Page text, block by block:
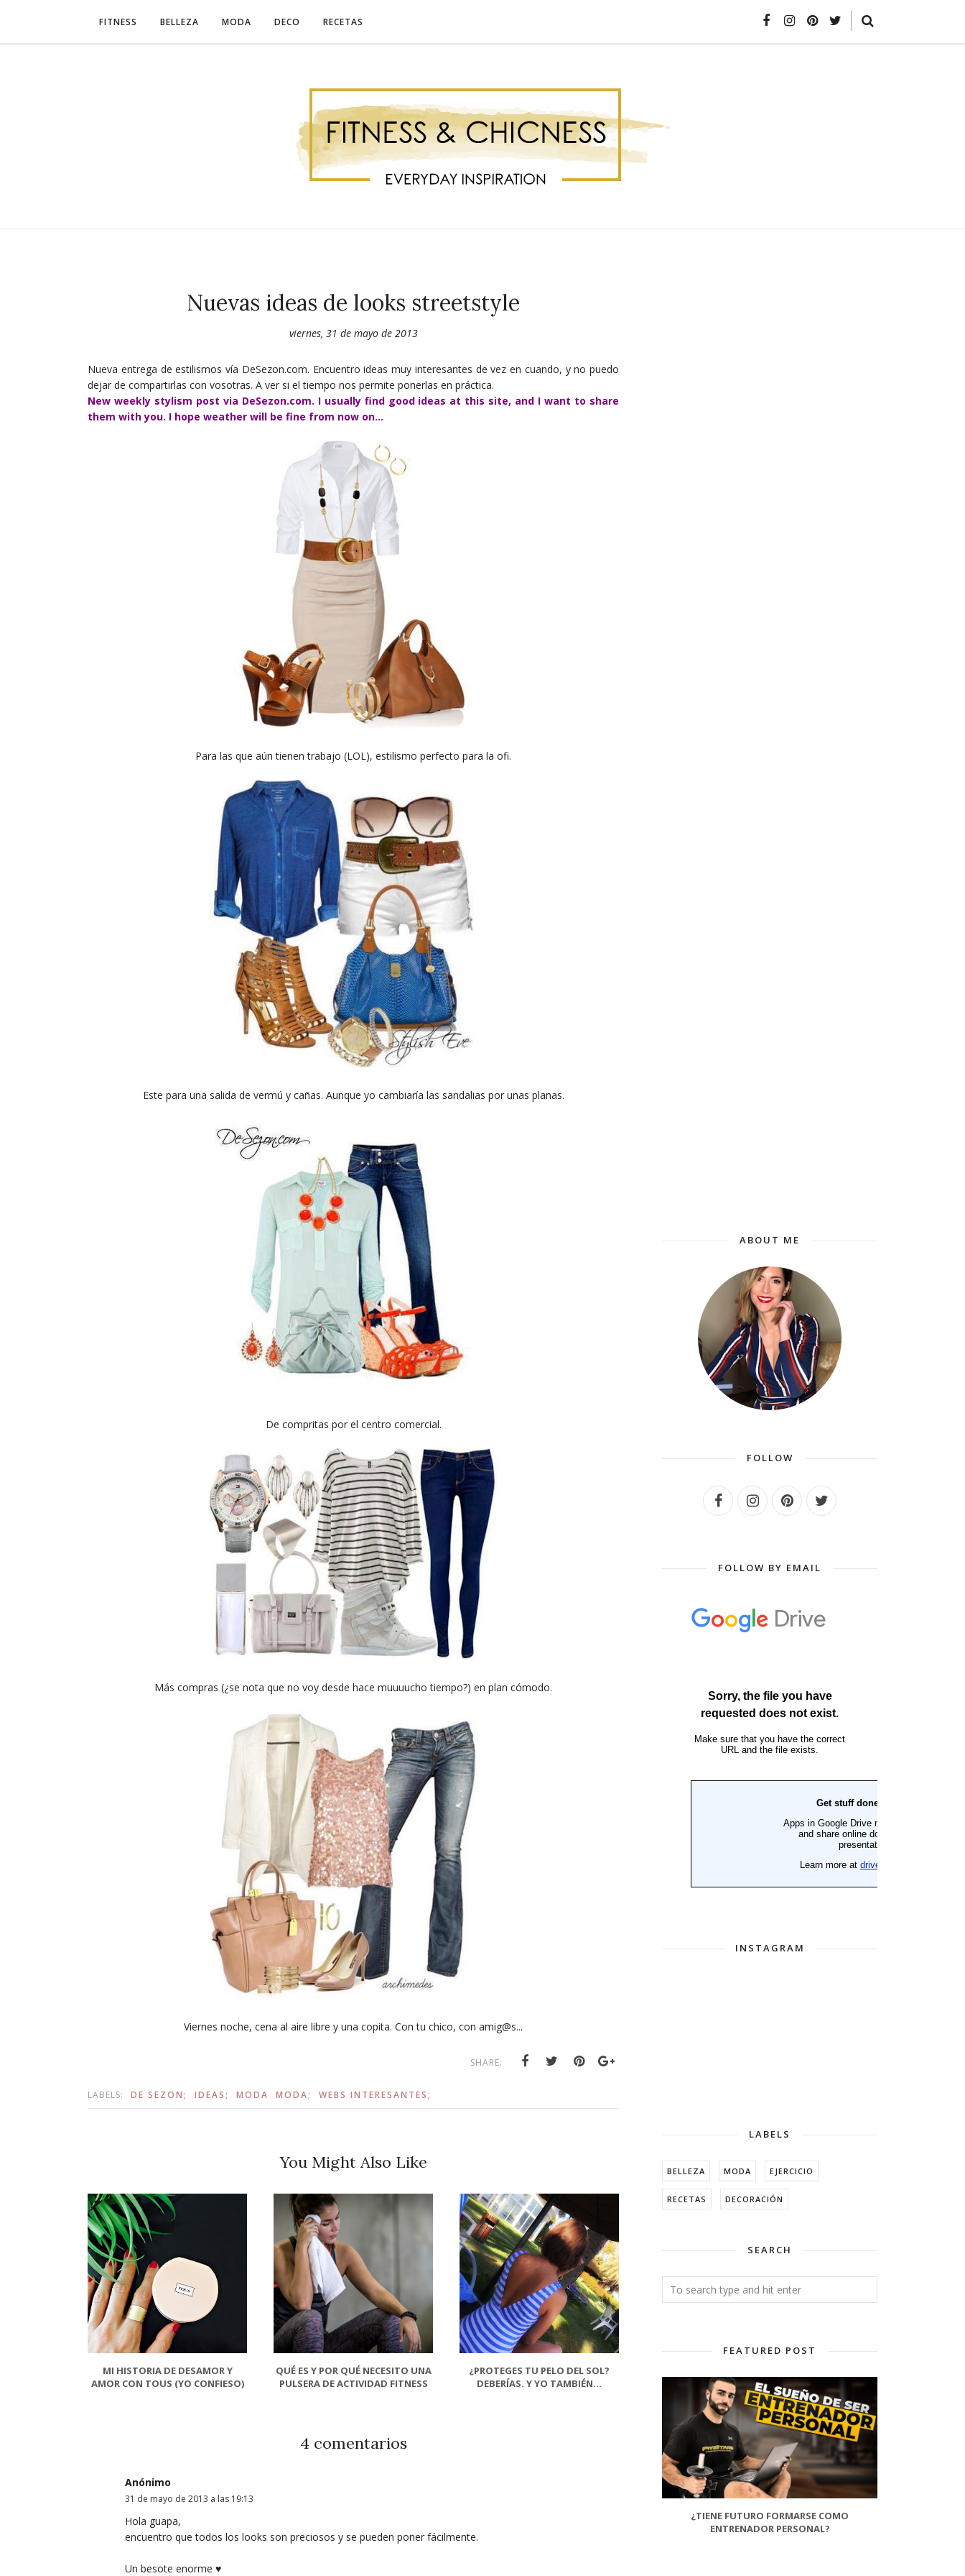
FITNESS BELLEZA MODA DECO RECETAS
Nuevas ideas de looks streetstyle
viernes, 31 de mayo de 2013
Nueva entrega de estilismos vía DeSezon.com. Encuentro ideas muy interesantes de vez en cuando, y no puedo
dejar de compartirlas con vosotras. A ver si el tiempo nos permite ponerlas en práctica.
New weekly stylism post via DeSezon.com. I usually find good ideas at this site, and I want to share
them with you. I hope weather will be fine from now on...
Para las que aún tienen trabajo (LOL), estilismo perfecto para la ofi.
Este para una salida de vermú y cañas. Aunque yo cambiaría las sandalias por unas planas.
De compritas por el centro comercial.
Más compras (¿se nota que no voy desde hace muuuucho tiempo?) en plan cómodo.
Viernes noche, cena al aire libre y una copita. Con tu chico, con amig@s...
SHARE:
LABELS: DE SEZON; IDEAS; MODA MODA; WEBS INTERESANTES;
You Might Also Like
MI HISTORIA DE DESAMOR Y
AMOR CON TOUS (YO CONFIESO)
QUÉ ES Y POR QUÉ NECESITO UNA
PULSERA DE ACTIVIDAD FITNESS
¿PROTEGES TU PELO DEL SOL?
DEBERÍAS. Y YO TAMBIÉN...
4 comentarios
Anónimo
31 de mayo de 2013 a las 19:13
Hola guapa,
encuentro que todos los looks son preciosos y se pueden poner fácilmente.
Un besote enorme ♥
ABOUT ME
FOLLOW
FOLLOW BY EMAIL
INSTAGRAM
LABELS
BELLEZA MODA EJERCICIO
RECETAS DECORACIÓN
SEARCH
FEATURED POST
¿TIENE FUTURO FORMARSE COMO
ENTRENADOR PERSONAL?